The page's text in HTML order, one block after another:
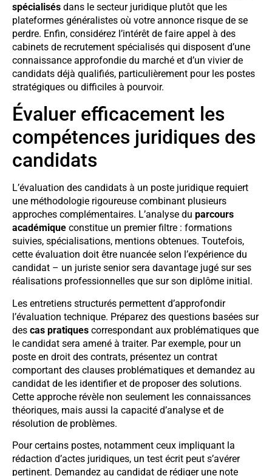
spécialisés dans le secteur juridique plutôt que les
plateformes généralistes où votre annonce risque de se
perdre. Enfin, considérez l’intérêt de faire appel à des
cabinets de recrutement spécialisés qui disposent d’une
connaissance approfondie du marché et d’un vivier de
candidats déjà qualifiés, particulièrement pour les postes
stratégiques ou difficiles à pourvoir.
Évaluer efficacement les
compétences juridiques des
candidats
L’évaluation des candidats à un poste juridique requiert
une méthodologie rigoureuse combinant plusieurs
approches complémentaires. L’analyse du parcours
académique constitue un premier filtre : formations
suivies, spécialisations, mentions obtenues. Toutefois,
cette évaluation doit être nuancée selon l’expérience du
candidat – un juriste senior sera davantage jugé sur ses
réalisations professionnelles que sur son diplôme initial.
Les entretiens structurés permettent d’approfondir
l’évaluation technique. Préparez des questions basées sur
des cas pratiques correspondant aux problématiques que
le candidat sera amené à traiter. Par exemple, pour un
poste en droit des contrats, présentez un contrat
comportant des clauses problématiques et demandez au
candidat de les identifier et de proposer des solutions.
Cette approche révèle non seulement les connaissances
théoriques, mais aussi la capacité d’analyse et de
résolution de problèmes.
Pour certains postes, notamment ceux impliquant la
rédaction d’actes juridiques, un test écrit peut s’avérer
pertinent. Demandez au candidat de rédiger une note